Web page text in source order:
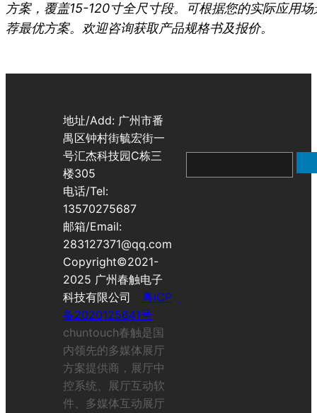
方案，覆盖15-120寸全尺寸段。可根据您的实际应用场
荐最优方案。欢迎咨询获取产品规格书及报价。
地址/Add: 广州市番
禺区钟村街毓宏街一
号汇杰科技园C栋三
楼305
电话/Tel:
13570275687
邮箱/Email:
283127371@qq.com
Copyright©2021-
2025 广州春触电子
科技有限公司 粤ICP
备2020125641号
chuntouch春触是国
内领先的多媒体展厅
方案提供商，展厅中
控系统、展厅互动软
件、多媒体互动展厅
索